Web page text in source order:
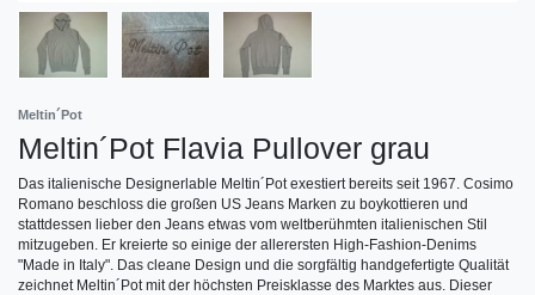
Meltin´Pot
Meltin´Pot Flavia Pullover grau
Das italienische Designerlable Meltin´Pot exestiert bereits seit 1967. Cosimo
Romano beschloss die großen US Jeans Marken zu boykottieren und
stattdessen lieber den Jeans etwas vom weltberühmten italienischen Stil
mitzugeben. Er kreierte so einige der allerersten High-Fashion-Denims
"Made in Italy". Das cleane Design und die sorgfältig handgefertigte Qualität
zeichnet Meltin´Pot mit der höchsten Preisklasse des Marktes aus. Dieser